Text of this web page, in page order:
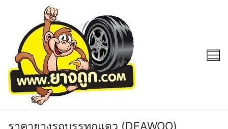
content
ราคายางรถบรรทุกแดวู (DEAWOO)